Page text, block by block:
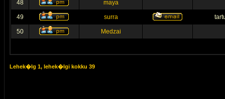
48 maya
49 surra
50 Medzai
Lehek�lg 1, lehek�lgi kokku 39